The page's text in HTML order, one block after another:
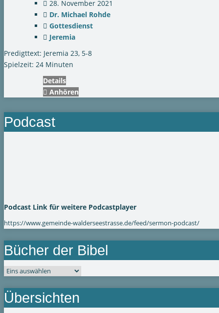
28. November 2021
Dr. Michael Rohde
Gottesdienst
Jeremia
Predigttext: Jeremia 23, 5-8
Spielzeit: 24 Minuten
Details
Anhören
Podcast
Podcast Link für weitere Podcastplayer
https://www.gemeinde-walderseestrasse.de/feed/sermon-podcast/
Bücher der Bibel
Übersichten